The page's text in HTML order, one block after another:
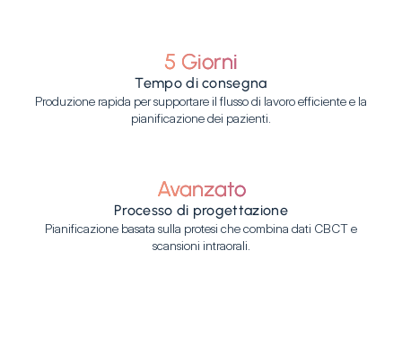
5 Giorni
Tempo di consegna
Produzione rapida per supportare il flusso di lavoro efficiente e la
pianificazione dei pazienti.
Avanzato
Processo di progettazione
Pianificazione basata sulla protesi che combina dati CBCT e
scansioni intraorali.